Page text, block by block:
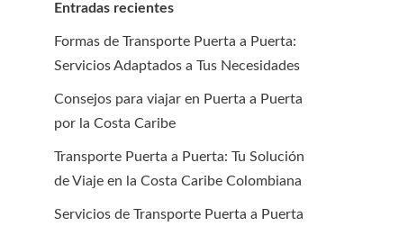
Entradas recientes
Formas de Transporte Puerta a Puerta:
Servicios Adaptados a Tus Necesidades
Consejos para viajar en Puerta a Puerta
por la Costa Caribe
Transporte Puerta a Puerta: Tu Solución
de Viaje en la Costa Caribe Colombiana
Servicios de Transporte Puerta a Puerta